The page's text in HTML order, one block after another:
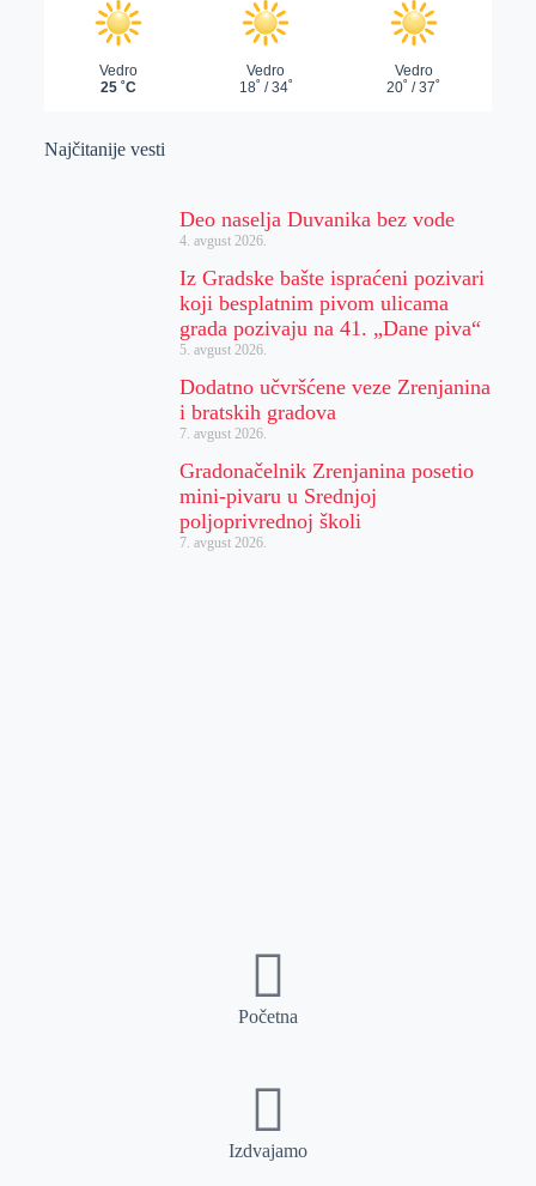
Najčitanije vesti
Deo naselja Duvanika bez vode
4. avgust 2026.
Iz Gradske bašte ispraćeni pozivari
koji besplatnim pivom ulicama
grada pozivaju na 41. „Dane piva“
5. avgust 2026.
Dodatno učvršćene veze Zrenjanina
i bratskih gradova
7. avgust 2026.
Gradonačelnik Zrenjanina posetio
mini-pivaru u Srednjoj
poljoprivrednoj školi
7. avgust 2026.
Početna
Izdvajamo